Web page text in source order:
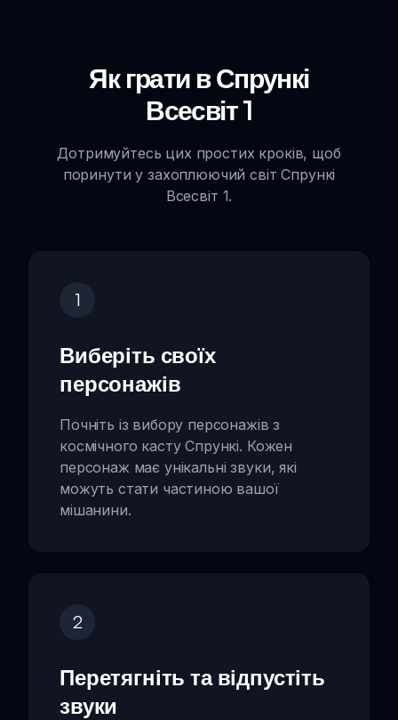
Як грати в Спрункі
Всесвіт 1
Дотримуйтесь цих простих кроків, щоб
поринути у захоплюючий світ Спрункі
Всесвіт 1.
1
Виберіть своїх
персонажів
Почніть із вибору персонажів з
космічного касту Спрункі. Кожен
персонаж має унікальні звуки, які
можуть стати частиною вашої
мішанини.
2
Перетягніть та відпустіть
звуки